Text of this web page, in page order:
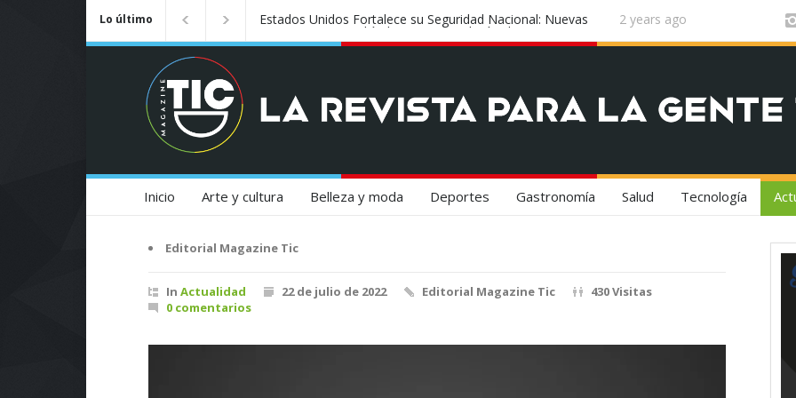
Lo último Badalona se convierte en el epicentro de la innovación ¡Vuela Conectado! United Airlines
Experiencia de Viaje
2 years ago
Inicio Arte y cultura Belleza y moda Deportes Gastronomía Salud Tecnología
Editorial Magazine Tic
In Actualidad 22 de julio de 2022 Editorial Magazine Tic
430 Visitas
0 comentarios